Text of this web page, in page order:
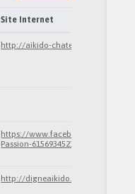
Site Internet
http://aikido-chateau-
https://www.facebook.com/p/
Passion-61569345214049/
http://digneaikido.weebly.com